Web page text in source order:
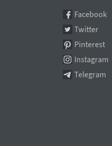
Facebook
Twitter
Pinterest
Instagram
Telegram